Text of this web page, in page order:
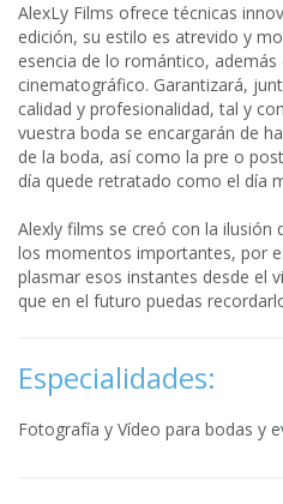
AlexLy Films ofrece técnicas
edición, su estilo es atrevido y
esencia de lo romántico,
cinematográfico. Garantizará,
calidad y profesionalidad, tal y
vuestra boda se encargarán de
de la boda, así como la pre o
día quede retratado como el día
Alexly films se creó con la ilusión
los momentos importantes, por
plasmar esos instantes desde el
que en el futuro puedas
Especialidades:
Fotografía y Vídeo para bodas y